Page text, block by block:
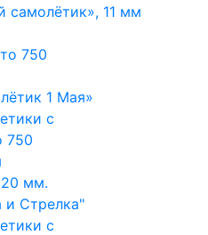
самолётик», 11 мм
750
1 Мая»
с
750
20 мм.
и Стрелка"
с